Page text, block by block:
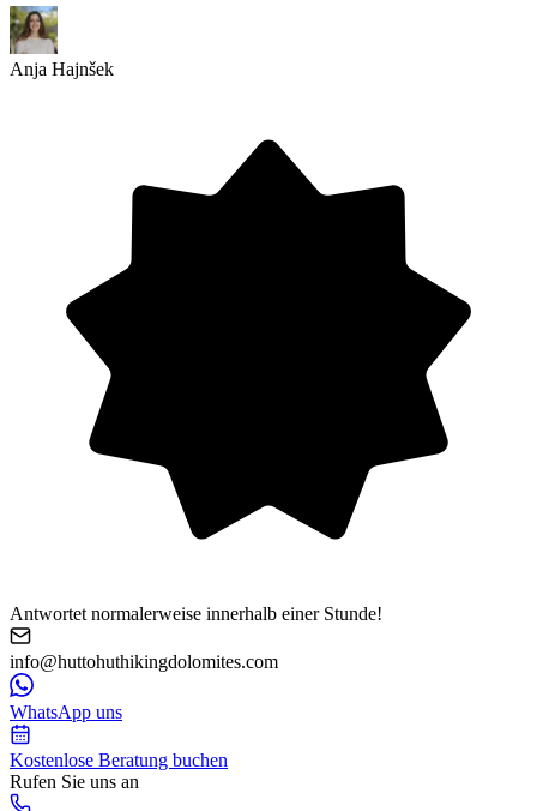
Anja Hajnšek
Antwortet normalerweise innerhalb einer Stunde!
info@huttohuthikingdolomites.com
WhatsApp uns
Kostenlose Beratung buchen
Rufen Sie uns an